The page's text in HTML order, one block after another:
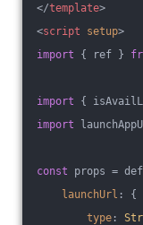
</template>
<script setup>
import { ref }
import {
import
const props =
launchUrl : {
type :